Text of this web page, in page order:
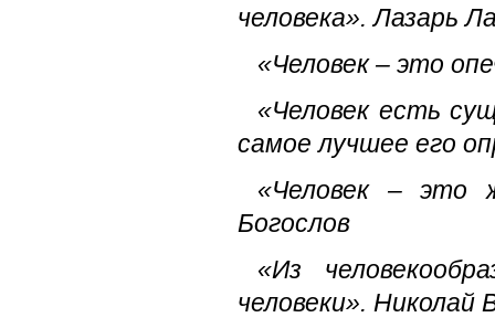
человека».Лазарь
«Человек – это
«Человек есть
самое лучшее его
«Человек – это
Богослов
«Из
человеки». Николай